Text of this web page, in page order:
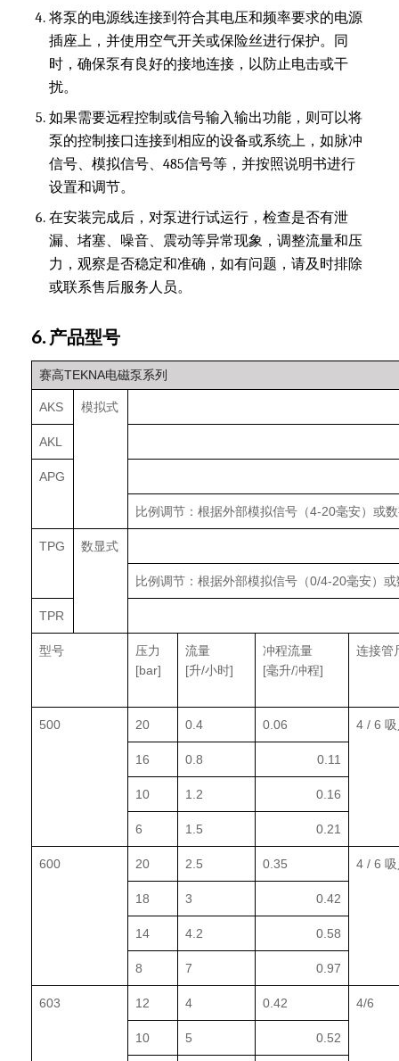
将泵的电源线连接到符合其电压和频率要求的电源
插座上，并使用空气开关或保险丝进行保护。同
时，确保泵有良好的接地连接，以防止电击或干
扰。
如果需要远程控制或信号输入输出功能，则可以将
泵的控制接口连接到相应的设备或系统上，如脉冲
信号、模拟信号、485信号等，并按照说明书进行
设置和调节。
在安装完成后，对泵进行试运行，检查是否有泄
漏、堵塞、噪音、震动等异常现象，调整流量和压
力，观察是否稳定和准确，如有问题，请及时排除
或联系售后服务人员。
6. 产品型号
赛高TEKNA电磁泵系列
AKS 模拟式
AKL
APG
比例调节：根据外部模拟信号（4-20毫安）或
TPG 数显式
比例调节：根据外部模拟信号（0/4-20毫安）
TPR
型号
压力
[bar]
流量
[升/小时]
冲程流量
[毫升/冲程]
连接管
500 20 0.4 0.06 4 / 6
16 0.8 0.11
10 1.2 0.16
6 1.5 0.21
600 20 2.5 0.35 4 / 6
18 3 0.42
14 4.2 0.58
8 7 0.97
603 12 4 0.42 4/6
10 5 0.52